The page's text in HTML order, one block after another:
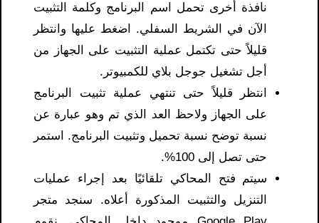
نافذة أخرى تحمل اسم البرنامج وكلمة التثبيت
الآن في الشريط السفلي. اضغط عليها وانتظر
قليلاً حتى تكتمل عملية التثبيت على الجهاز من
أجل تشغيل جوجل بلاي للكمبيوتر.
انتظر قليلاً حتى تنتهي عملية تثبيت البرنامج
على الجهاز ولاحظ العد الذي تم وهو عبارة عن
نسبة توضح نسبة تحميل وتثبيت البرنامج. استمر
حتى تصل إلى 100%.
سيتم فتح المحاكي تلقائيًا بعد إجراء عمليات
التنزيل والتثبيت المذكورة أعلاه. سنجد متجر